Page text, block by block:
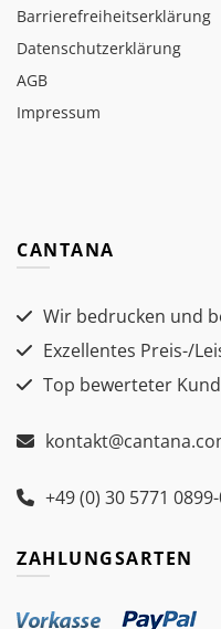
Barrierefreiheitserklärung
Datenschutzerklärung
AGB
Impressum
CANTANA
Wir bedrucken und
Exzellentes Preis-/
Top bewerteter
+49 (0) 30 5771
ZAHLUNGSARTEN